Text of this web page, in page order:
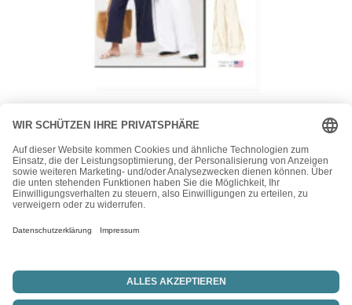
McCall's
McCalls Schnittmuster M8588 – Unisex Hosen mit
Bundfalten
15,50€